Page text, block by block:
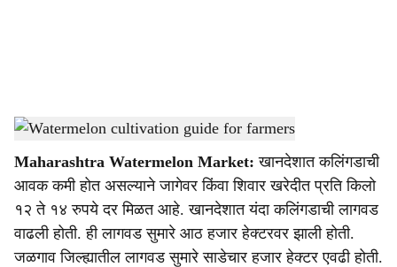
a
r
e
Watermelon cultivation guide for farmers-Agrowon
Maharashtra Watermelon Market: खानदेशात कलिंगडाची
आवक कमी होत असल्याने जागेवर किंवा शिवार खरेदीत प्रति किलो
१२ ते १४ रुपये दर मिळत आहे. खानदेशात यंदा कलिंगडाची लागवड
वाढली होती. ही लागवड सुमारे आठ हजार हेक्टरवर झाली होती.
जळगाव जिल्ह्यातील लागवड सुमारे साडेचार हजार हेक्टर एवढी होती.